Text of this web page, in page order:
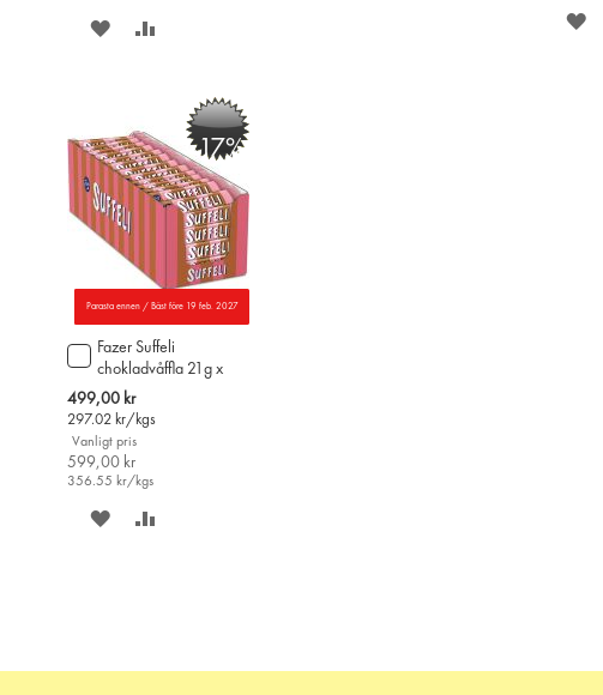
SPARA
ÖNSKELISTAN
JÄMFÖR
Parasta ennen / Bäst före 19 feb. 2027
-17%
Fazer Suffeli
chokladvåffla 21g x
80st
Special
Price
499,00 kr
297.02 kr/kgs
Vanligt pris
599,00 kr
356.55 kr/kgs
Lägg
till
i
varukorgen
SPARA